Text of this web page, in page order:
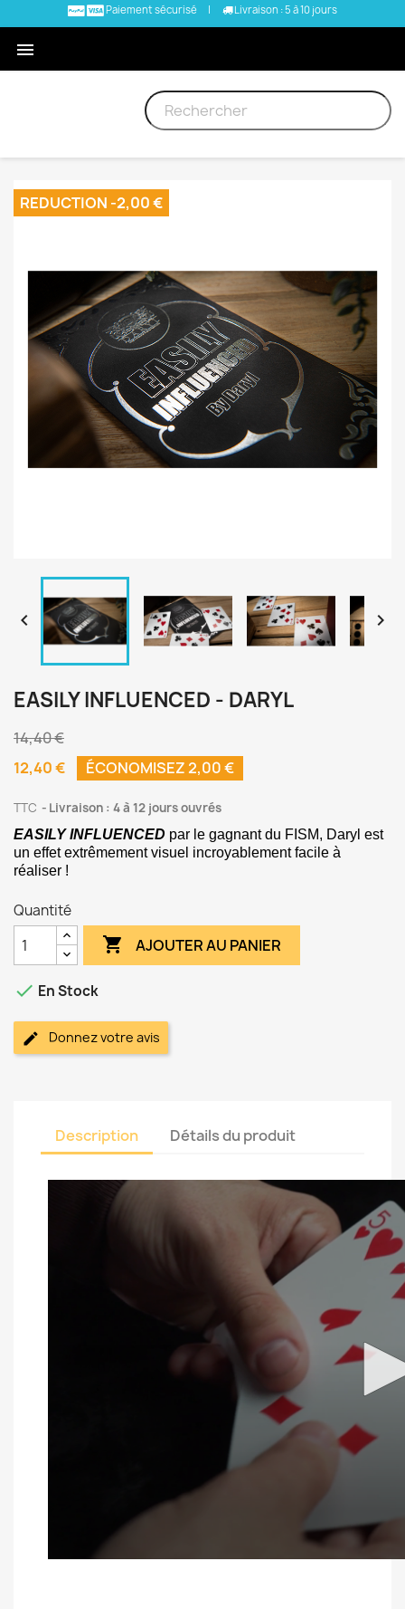
Paiement sécurisé | Livraison : 5 à 10 jours

REDUCTION -2,00 €
 
EASILY INFLUENCED - DARYL
14,40 €
12,40 €
ÉCONOMISEZ 2,00 €
TTC Livraison : 4 à 12 jours ouvrés
EASILY INFLUENCED par le gagnant du FISM, Daryl est
un effet extrêmement visuel incroyablement facile à
réaliser !
Quantité
 AJOUTER AU PANIER
 En Stock
Donnez votre avis
Description Détails du produit